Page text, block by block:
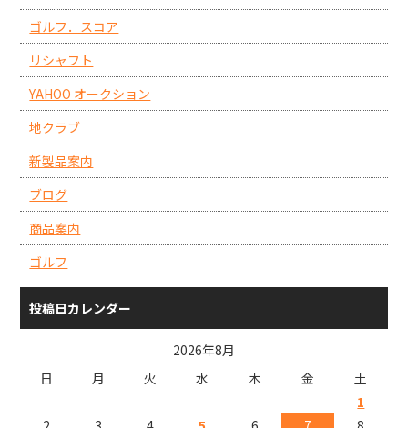
ゴルフ．スコア
リシャフト
YAHOO オークション
地クラブ
新製品案内
ブログ
商品案内
ゴルフ
投稿日カレンダー
2026年8月
日
月 火 水 木 金
土
1